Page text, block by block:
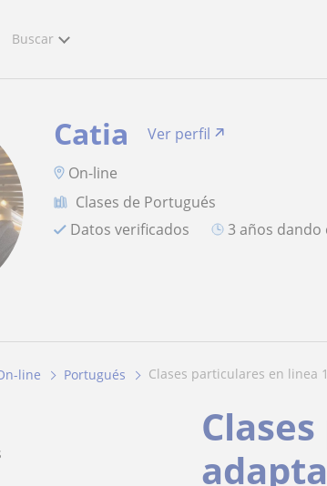
Buscar
Catia
Ver perfil
On-line
Clases de Portugués
Datos verificados
3 años dando
line Portugués clases particulares en linea